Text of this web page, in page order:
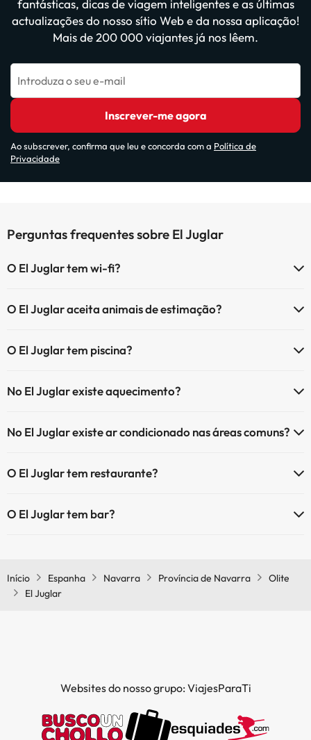
fantásticas, dicas de viagem inteligentes e as últimas
actualizações do nosso sítio Web e da nossa aplicação!
Mais de 200 000 viajantes já nos lêem.
Introduza o seu e-mail
Inscrever-me agora
Ao subscrever, confirma que leu e concorda com a Política de
Privacidade
Perguntas frequentes sobre El Juglar
O El Juglar tem wi-fi?
O El Juglar aceita animais de estimação?
O El Juglar tem piscina?
info sobre a piscina e outras facilidades.
No El Juglar existe aquecimento?
No El Juglar existe ar condicionado nas áreas comuns?
O El Juglar tem restaurante?
O El Juglar tem bar?
Início Espanha Navarra Província de Navarra
Olite
El Juglar
Websites do nosso grupo: ViajesParaTi